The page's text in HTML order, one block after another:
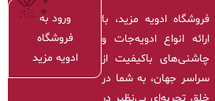
فروشگاه ادویه مزید، با
ارائه انواع ادویه‌جات و
چاشنی‌های باکیفیت از
سراسر جهان، به شما در
خلق تجربه‌ای بی‌نظیر در
ورود به
فروشگاه
ادویه مزید